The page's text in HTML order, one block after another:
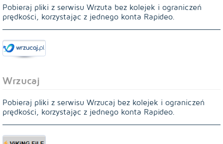
Pobieraj pliki z serwisu Wrzuta bez kolejek i ograniczeń
prędkości, korzystając z jednego konta Rapideo.
Wrzucaj
Pobieraj pliki z serwisu Wrzucaj bez kolejek i ograniczeń
prędkości, korzystając z jednego konta Rapideo.